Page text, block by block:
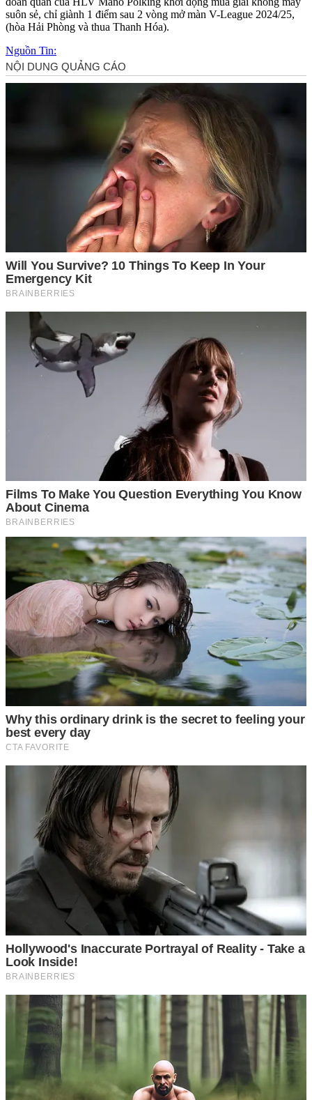
suôn sẻ, chỉ giành 1 điểm sau 2 vòng mở màn V-League 2024/25,
(hòa Hải Phòng và thua Thanh Hóa).
Nguồn Tin: